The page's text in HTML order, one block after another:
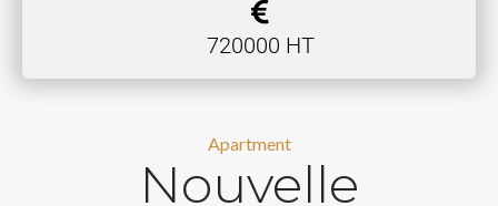
720000 HT
Apartment
Nouvelle